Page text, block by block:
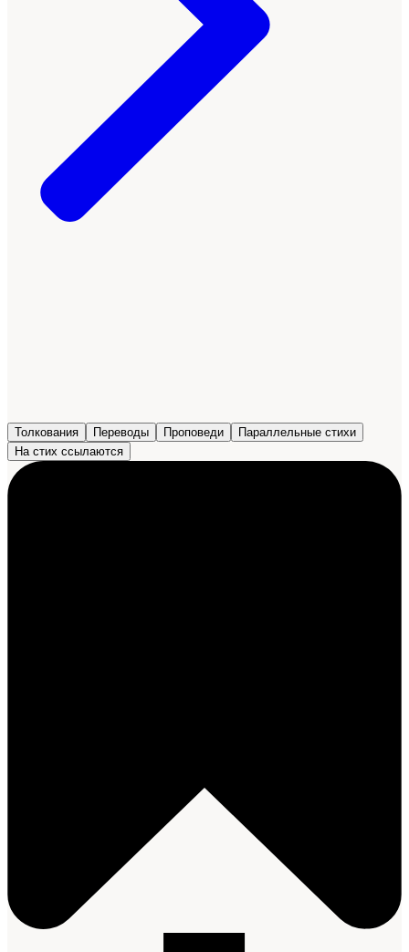
Толкования Переводы Проповеди
Параллельные стихи
На стих ссылаются